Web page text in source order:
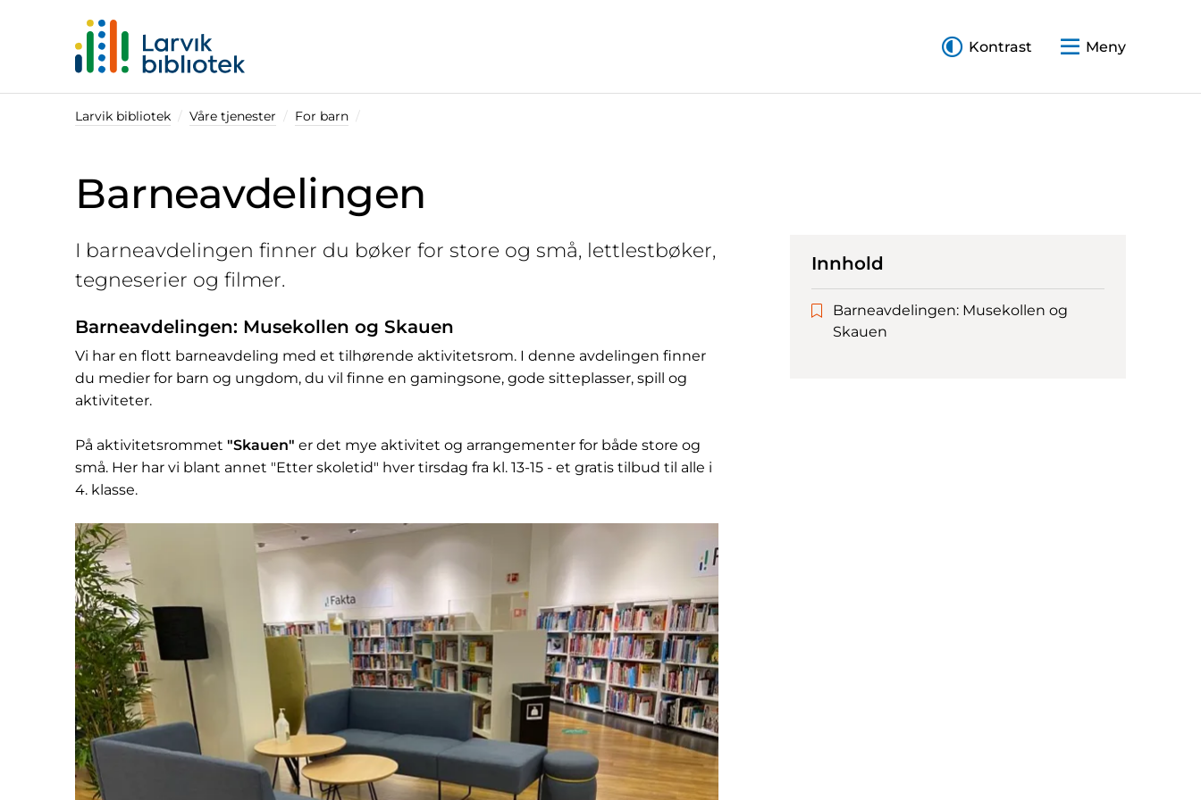
Kontrast Meny
Larvik bibliotek Våre tjenester For barn
Barneavdelingen
Innhold
Barneavdelingen: Musekollen og
Skauen
I barneavdelingen finner du bøker for store og små, lettlestbøker,
tegneserier og filmer.
Barneavdelingen: Musekollen og Skauen
Vi har en flott barneavdeling med et tilhørende aktivitetsrom. I denne avdelingen finner
du medier for barn og ungdom, du vil finne en gamingsone, gode sitteplasser, spill og
aktiviteter.
På aktivitetsrommet "Skauen" er det mye aktivitet og arrangementer for både store og
små. Her har vi blant annet "Etter skoletid" hver tirsdag fra kl. 13-15 - et gratis tilbud til alle i
4. klasse.